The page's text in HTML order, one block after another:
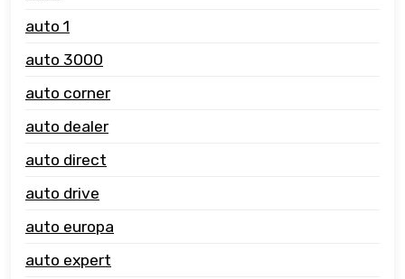
auto 1
auto 3000
auto corner
auto dealer
auto direct
auto drive
auto europa
auto expert